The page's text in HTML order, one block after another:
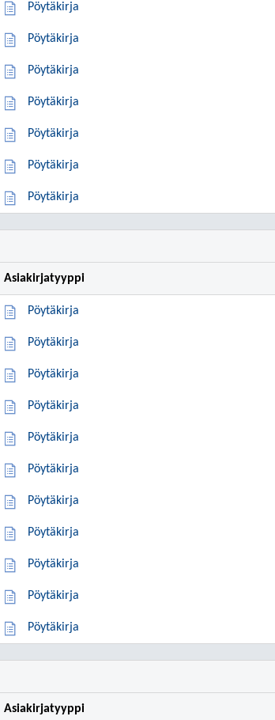
Pöytäkirja
Pöytäkirja
Pöytäkirja
Pöytäkirja
Pöytäkirja
Pöytäkirja
Pöytäkirja
Asiakirjatyyppi
Pöytäkirja
Pöytäkirja
Pöytäkirja
Pöytäkirja
Pöytäkirja
Pöytäkirja
Pöytäkirja
Pöytäkirja
Pöytäkirja
Pöytäkirja
Pöytäkirja
Asiakirjatyyppi